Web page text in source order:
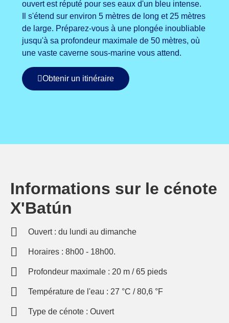
ouvert est réputé pour ses eaux d'un bleu intense.
Il s'étend sur environ 5 mètres de long et 25 mètres
de large. Préparez-vous à une plongée inoubliable
jusqu'à sa profondeur maximale de 50 mètres, où
une vaste caverne sous-marine vous attend.
Obtenir un itinéraire
Informations sur le cénote
X'Batún
Ouvert : du lundi au dimanche
Horaires : 8h00 - 18h00.
Profondeur maximale : 20 m / 65 pieds
Température de l'eau : 27 °C / 80,6 °F
Type de cénote : Ouvert